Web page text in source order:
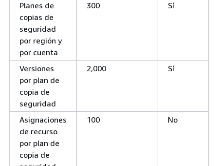
Planes de
copias de
seguridad
por región y
por cuenta
300 Sí
Versiones
por plan de
copia de
seguridad
2,000 Sí
Asignaciones
de recurso
por plan de
copia de
100 No